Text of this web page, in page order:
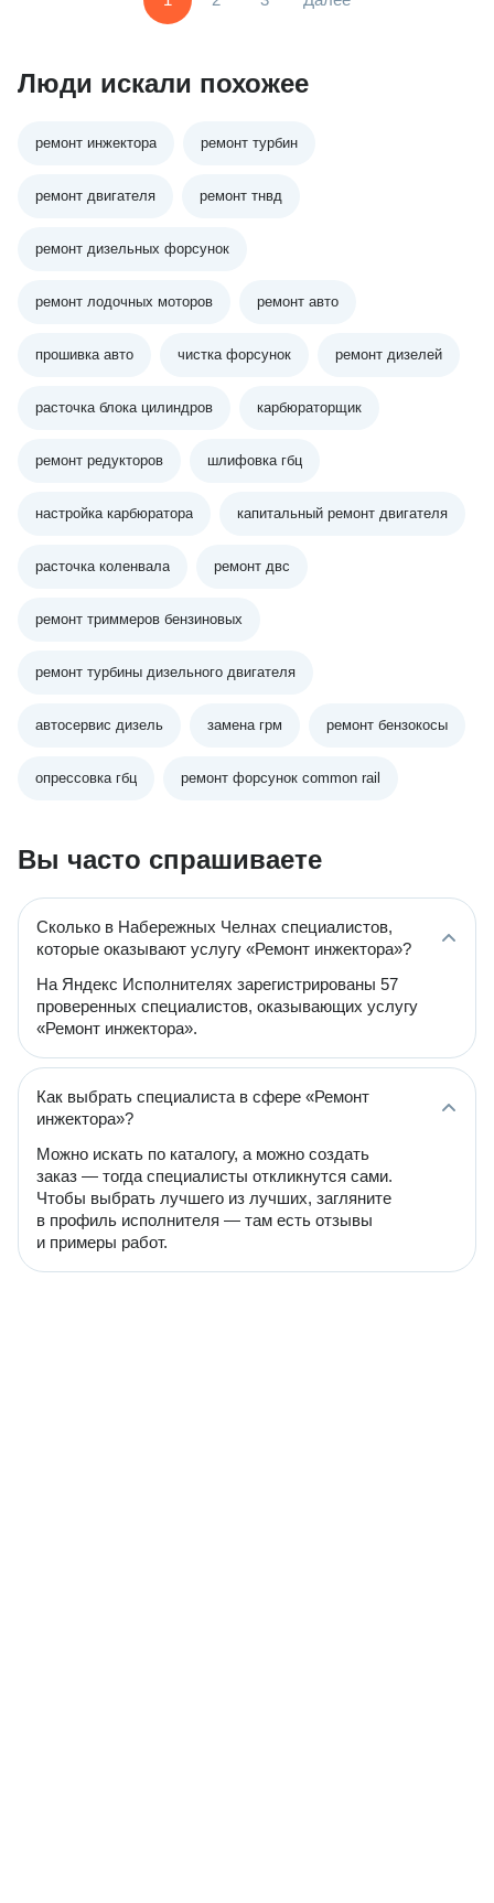
Люди искали похожее
ремонт инжектора ремонт турбин
ремонт двигателя ремонт тнвд
ремонт дизельных форсунок
ремонт лодочных моторов ремонт авто
прошивка авто чистка форсунок ремонт дизелей
расточка блока цилиндров карбюраторщик
ремонт редукторов шлифовка гбц
настройка карбюратора капитальный ремонт двигателя
расточка коленвала ремонт двс
ремонт триммеров бензиновых
ремонт турбины дизельного двигателя
автосервис дизель замена грм ремонт бензокосы
опрессовка гбц ремонт форсунок common rail
Вы часто спрашиваете
Сколько в Набережных Челнах специалистов,
которые оказывают услугу «Ремонт инжектора»?
На Яндекс Исполнителях зарегистрированы 57
проверенных специалистов, оказывающих услугу
«Ремонт инжектора».
Как выбрать специалиста в сфере «Ремонт
инжектора»?
Можно искать по каталогу, а можно создать
заказ — тогда специалисты откликнутся сами.
Чтобы выбрать лучшего из лучших, загляните
в профиль исполнителя — там есть отзывы
и примеры работ.